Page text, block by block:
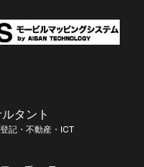
タント
記・不動産・ICT